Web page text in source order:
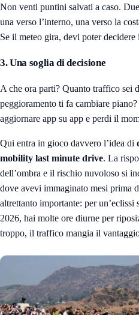
Non venti puntini salvati a caso.
una verso l’interno, una verso la
Se il meteo gira, devi poter decidere
3. Una soglia di decisione
A che ora parti? Quanto traffico sei
peggioramento ti fa cambiare
aggiornare app su app e perdi il
Qui entra in gioco davvero l’idea di
mobility last minute drive. La
dell’ombra e il rischio nuvoloso si
dove avevi immaginato mesi prima
altrettanto importante: per un’eclissi
2026, hai molte ore diurne per
troppo, il traffico mangia il